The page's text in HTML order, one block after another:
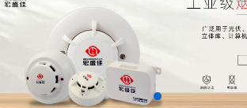
家用可燃气体报警器 感烟火
防爆火灾报警设备 消防应
工业气体检测仪 感温火